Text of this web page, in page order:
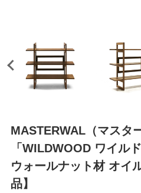
MASTERWAL（マスタ
「WILDWOOD ワイル
ウォールナット材 オイ
品】